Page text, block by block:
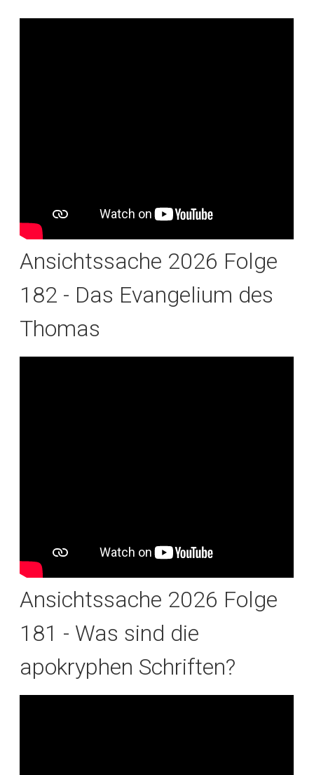
Ansichtssache 2026 Folge
182 - Das Evangelium des
Thomas
Ansichtssache 2026 Folge
181 - Was sind die
apokryphen Schriften?